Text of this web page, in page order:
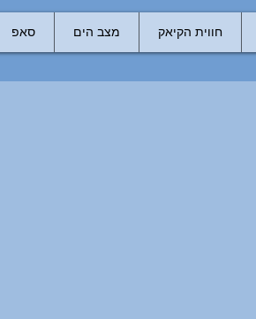
סאפ מצב הים חווית הקיאק